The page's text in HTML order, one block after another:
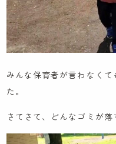
みんな保育者が言わなく
た。
さてさて、どんなゴミが落